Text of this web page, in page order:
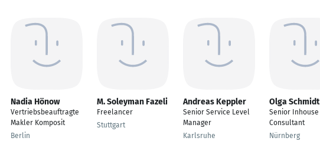
Nadia Hönow
Vertriebsbeauftragte
Makler Komposit
Berlin
M. Soleyman Fazeli
Freelancer
Stuttgart
Andreas Keppler
Senior Service Level
Manager
Karlsruhe
Olga Schmidt
Senior Inhouse
Consultant
Nürnberg